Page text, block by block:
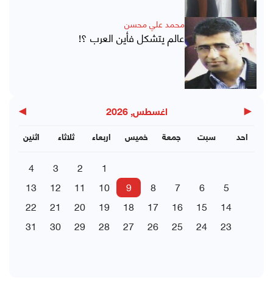
محمد علي محسن
عالم يتشكل فأين العرب ؟!
◀ اغسطس, 2026 ▶
اثنين ثلاثاء اربعاء خميس جمعة سبت احد
1
2
3
4
5
6
7
8
9
10
11
12
13
14
15
16
17
18
19
20
21
22
23
24
25
26
27
28
29
30
31